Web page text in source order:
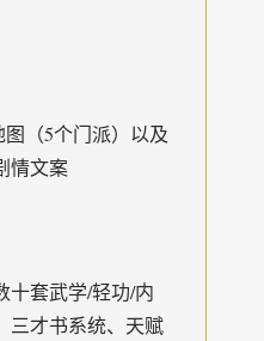
（5个门派）以及
情文案
十套武学/轻功/内
三才书系统、天赋